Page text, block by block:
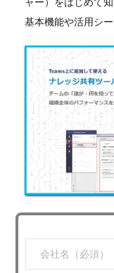
基本機能や活用シ